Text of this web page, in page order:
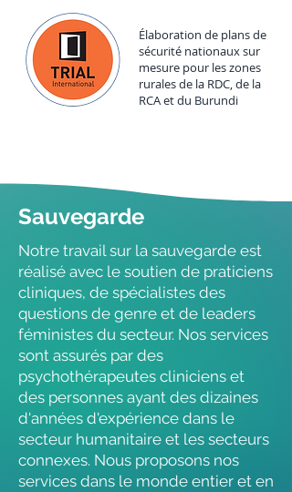
Élaboration de plans de
sécurité nationaux sur
mesure pour les zones
rurales de la RDC, de la
RCA et du Burundi
Sauvegarde
Notre travail sur la sauvegarde est
réalisé avec le soutien de praticiens
cliniques, de spécialistes des
questions de genre et de leaders
féministes du secteur. Nos services
sont assurés par des
psychothérapeutes cliniciens et
des personnes ayant des dizaines
d'années d'expérience dans le
secteur humanitaire et les secteurs
connexes. Nous proposons nos
services dans le monde entier et en